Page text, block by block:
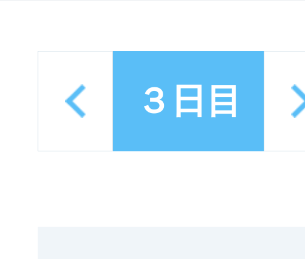
３日目
next prev